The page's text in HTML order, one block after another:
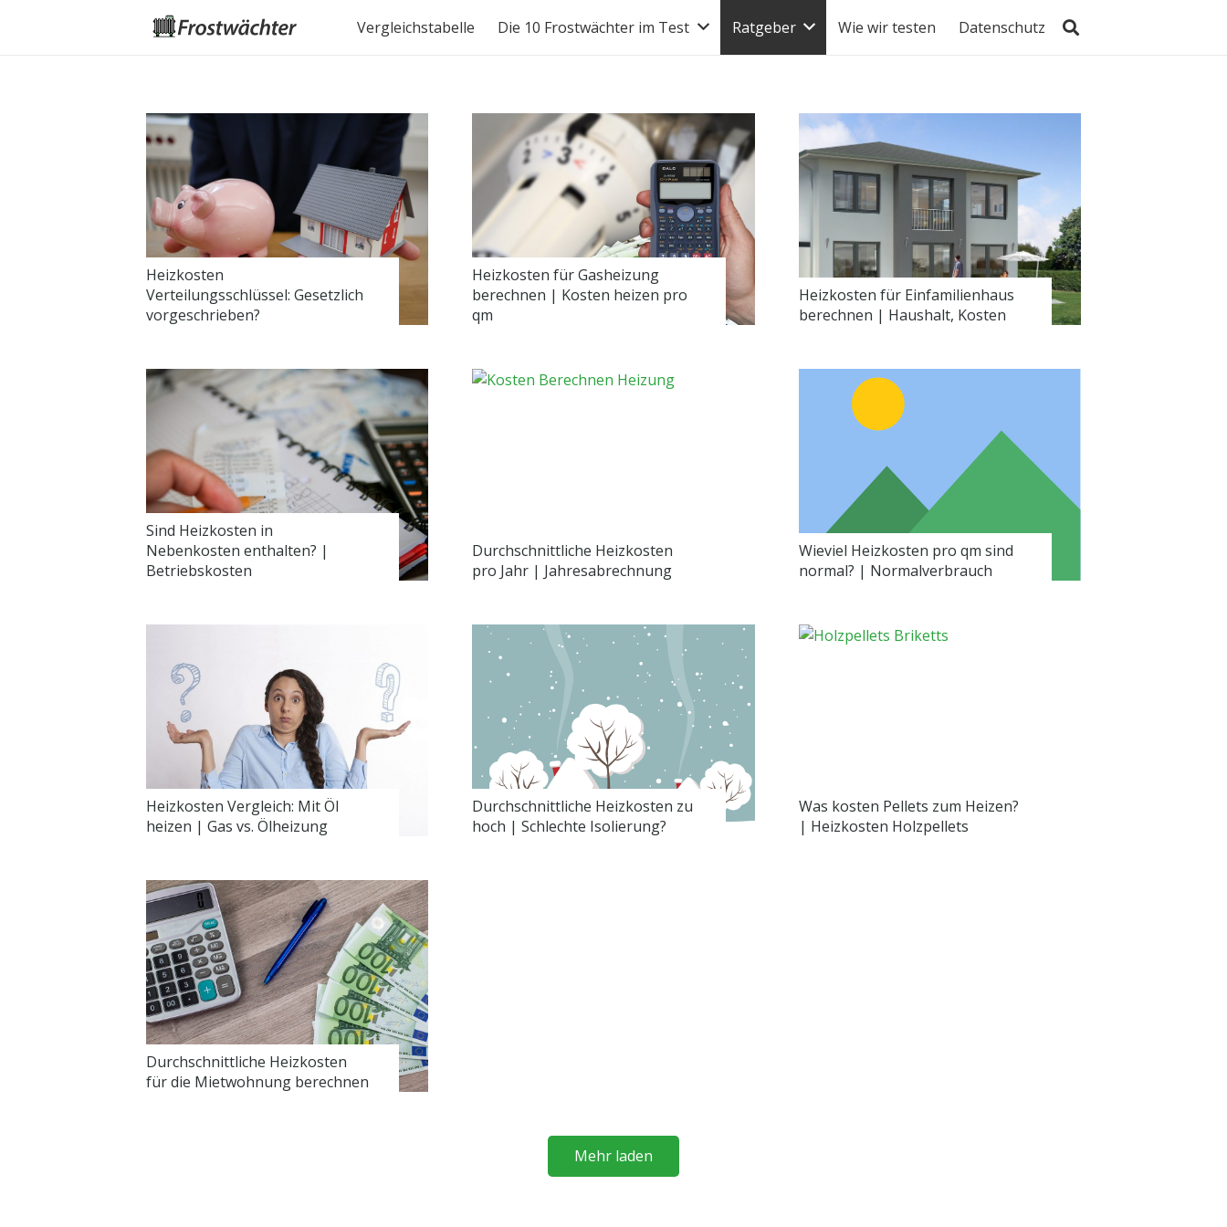
Vergleichstabelle Die 10 Frostwächter im Test Ratgeber Wie wir testen Datenschutz
Heizkosten
Verteilungsschlüssel: Gesetzlich
vorgeschrieben?
Heizkosten für Gasheizung
berechnen | Kosten heizen pro
qm
Heizkosten für Einfamilienhaus
berechnen | Haushalt, Kosten
Sind Heizkosten in
Nebenkosten enthalten? |
Betriebskosten
Durchschnittliche Heizkosten
pro Jahr | Jahresabrechnung
Wieviel Heizkosten pro qm sind
normal? | Normalverbrauch
Heizkosten Vergleich: Mit Öl
heizen | Gas vs. Ölheizung
Durchschnittliche Heizkosten zu
hoch | Schlechte Isolierung?
Was kosten Pellets zum Heizen?
| Heizkosten Holzpellets
Durchschnittliche Heizkosten
für die Mietwohnung berechnen
Mehr laden